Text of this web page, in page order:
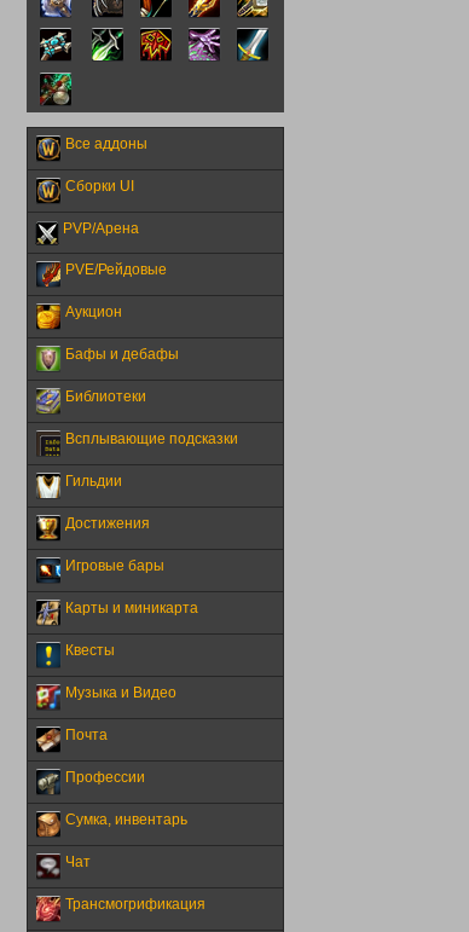
Все аддоны
Сборки UI
PVP/Арена
PVE/Рейдовые
Аукцион
Бафы и дебафы
Библиотеки
Всплывающие подсказки
Гильдии
Достижения
Игровые бары
Карты и миникарта
Квесты
Музыка и Видео
Почта
Профессии
Сумка, инвентарь
Чат
Трансмогрификация